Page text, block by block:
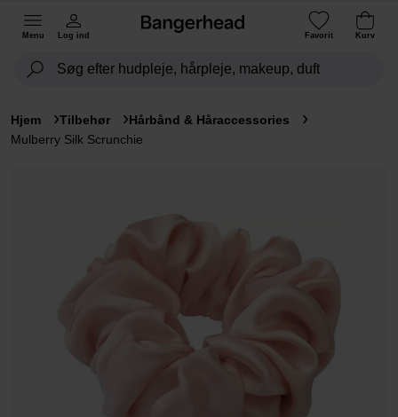
Menu Log ind Favorit Kurv
Hjem Tilbehør
Hårbånd & Håraccessories
Mulberry Silk Scrunchie